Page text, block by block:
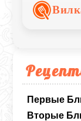
Первые
Вторые
кислинка
мясную